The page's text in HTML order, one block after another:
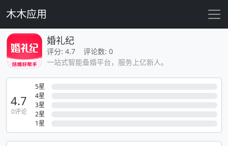
木木应用
婚礼纪
评分: 4.7 评论数: 0
一站式智能备婚平台，服务上亿新人。
4.7
0评论
5星
4星
3星
2星
1星